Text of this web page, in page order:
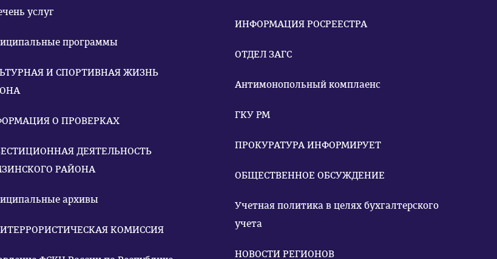
услуг
программы
И СПОРТИВНАЯ ЖИЗНЬ
О ПРОВЕРКАХ
ДЕЯТЕЛЬНОСТЬ
РАЙОНА
архивы
КОМИССИЯ
ИНФОРМАЦИЯ РОСРЕЕСТРА
ОТДЕЛ ЗАГС
Антимонопольный комплаенс
ГКУ РМ
ПРОКУРАТУРА ИНФОРМИРУЕТ
ОБЩЕСТВЕННОЕ ОБСУЖДЕНИЕ
Учетная политика в целях бухгалтерского
учета
НОВОСТИ РЕГИОНОВ